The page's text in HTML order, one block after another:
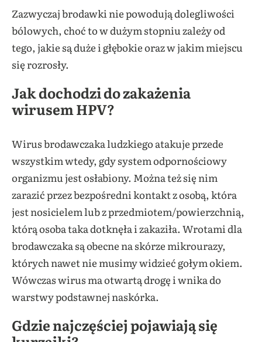
Zazwyczaj brodawki nie powodują dolegliwości
bólowych, choć to w dużym stopniu zależy od
tego, jakie są duże i głębokie oraz w jakim miejscu
się rozrosły.
Jak dochodzi do zakażenia
wirusem HPV?
Wirus brodawczaka ludzkiego atakuje przede
wszystkim wtedy, gdy system odpornościowy
organizmu jest osłabiony. Można też się nim
zarazić przez bezpośredni kontakt z osobą, która
jest nosicielem lub z przedmiotem/powierzchnią,
którą osoba taka dotknęła i zakaziła. Wrotami dla
brodawczaka są obecne na skórze mikrourazy,
których nawet nie musimy widzieć gołym okiem.
Wówczas wirus ma otwartą drogę i wnika do
warstwy podstawnej naskórka.
Gdzie najczęściej pojawiają się